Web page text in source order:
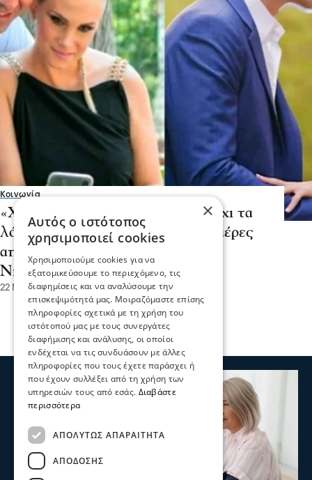
Κοινωνία
«Χωρίς εσένα»: Γροθιά στο στομάχι τα
λόγια της Δώρας Τσαμπάζη 40 ημέρες
από το θάνατο του Αλέξανδρου
Νικολαΐδη
22 Νοε 2022, 22:46
×
Αυτός ο ιστότοπος
χρησιμοποιεί cookies
Χρησιμοποιούμε cookies για να
εξατομικεύσουμε το περιεχόμενο, τις
διαφημίσεις και να αναλύσουμε την
επισκεψιμότητά μας. Μοιραζόμαστε επίσης
πληροφορίες σχετικά με τη χρήση του
ιστότοπού μας με τους συνεργάτες
διαφήμισης και ανάλυσης, οι οποίοι
ενδέχεται να τις συνδυάσουν με άλλες
πληροφορίες που τους έχετε παράσχει ή
που έχουν συλλέξει από τη χρήση των
υπηρεσιών τους από εσάς. Διαβάστε
περισσότερα
ΑΠΟΛΎΤΩΣ ΑΠΑΡΑΊΤΗΤΑ
ΑΠΌΔΟΣΗΣ